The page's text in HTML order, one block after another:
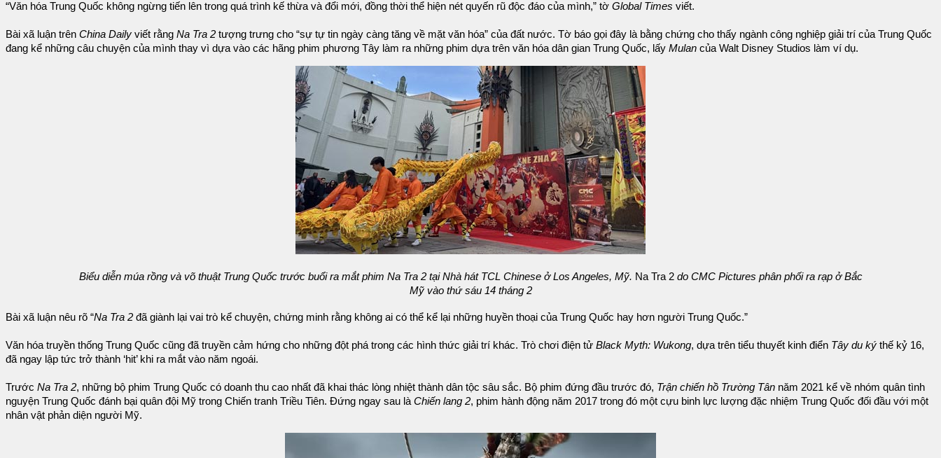
“Văn hóa Trung Quốc không ngừng tiến lên trong quá trình kế thừa và đổi mới, đồng thời thể hiện nét quyến rũ độc đáo của mình,” tờ Global Times viết.
Bài xã luận trên China Daily viết rằng Na Tra 2 tượng trưng cho “sự tự tin ngày càng tăng về mặt văn hóa” của đất nước. Tờ báo gọi đây là bằng chứng cho thấy ngành công nghiệp giải trí của Trung Quốc
đang kể những câu chuyện của mình thay vì dựa vào các hãng phim phương Tây làm ra những phim dựa trên văn hóa dân gian Trung Quốc, lấy Mulan của Walt Disney Studios làm ví dụ.
Biểu diễn múa rồng và võ thuật Trung Quốc trước buổi ra mắt phim Na Tra 2 tại Nhà hát TCL Chinese ở Los Angeles, Mỹ. Na Tra 2do CMC Pictures phân phối ra rạp ở Bắc
Mỹ vào thứ sáu 14 tháng 2
Bài xã luận nêu rõ “Na Tra 2 đã giành lại vai trò kể chuyện, chứng minh rằng không ai có thể kể lại những huyền thoại của Trung Quốc hay hơn người Trung Quốc.”
Văn hóa truyền thống Trung Quốc cũng đã truyền cảm hứng cho những đột phá trong các hình thức giải trí khác. Trò chơi điện tử Black Myth: Wukong, dựa trên tiểu thuyết kinh điển Tây du ký thế kỷ 16,
đã ngay lập tức trở thành ‘hit’ khi ra mắt vào năm ngoái.
Trước Na Tra 2, những bộ phim Trung Quốc có doanh thu cao nhất đã khai thác lòng nhiệt thành dân tộc sâu sắc. Bộ phim đứng đầu trước đó, Trận chiến hồ Trường Tân năm 2021 kể về nhóm quân tình
nguyện Trung Quốc đánh bại quân đội Mỹ trong Chiến tranh Triều Tiên. Đứng ngay sau là Chiến lang 2, phim hành động năm 2017 trong đó một cựu binh lực lượng đặc nhiệm Trung Quốc đối đầu với một
nhân vật phản diện người Mỹ.